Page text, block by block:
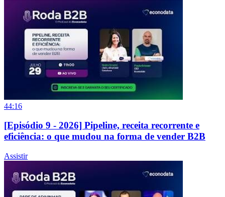
44:16
[Episódio 9 - 2026] Pipeline, receita recorrente e
eficiência: o que mudou na forma de vender B2B
Assistir